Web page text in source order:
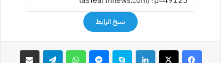
نسخ الرابط
فيسبوك‫X لينكدإن سكايب ماسنجر واتساب تيلقرام مشاركة عبر البريد